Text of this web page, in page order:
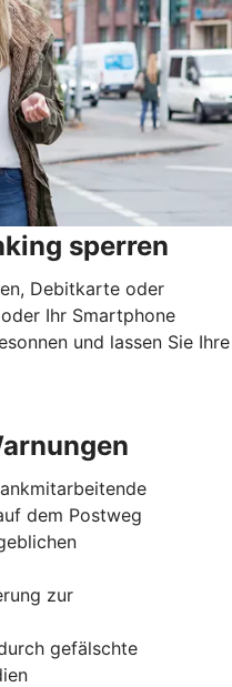
sperren
Debitkarte oder
Ihr Smartphone
und lassen Sie Ihre
dem Postweg
zur
gefälschte